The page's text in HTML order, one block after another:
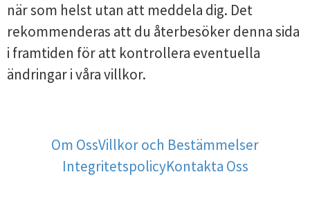
när som helst utan att meddela dig. Det
rekommenderas att du återbesöker denna sida
i framtiden för att kontrollera eventuella
ändringar i våra villkor.
Om OssVillkor och Bestämmelser
IntegritetspolicyKontakta Oss